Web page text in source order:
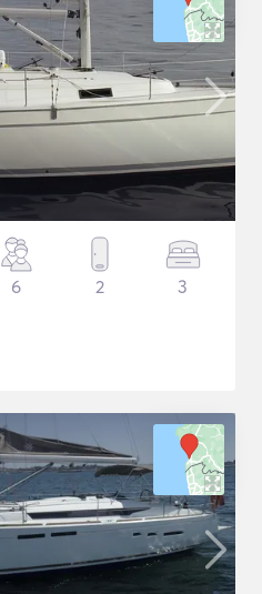
6 2 3